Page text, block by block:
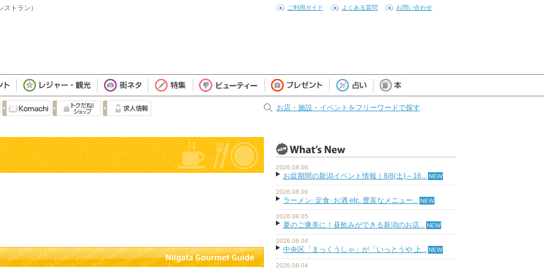
ストラン） ご利用ガイド よくある質問 お問い合わせ
お店・施設・イベントをフリーワードで探す
2026.08.06
お盆期間の新潟イベント情報｜8/8(土)～16...
2026.08.06
ラーメン･定食･お酒 etc. 豊富なメニュー...
2026.08.05
夏のご褒美に！昼飲みができる新潟のお店...
2026.08.04
中央区「まっくうしゃ」が「いっとうや 上...
2026.08.04